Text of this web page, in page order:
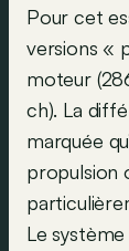
Pour cet
versions «
moteur
ch). La
marquée
propulsion
Le